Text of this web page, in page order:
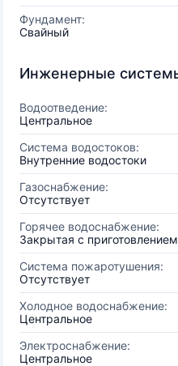
Фундамент:
Свайный
Инженерные
Водоотведение:
Центральное
Система водостоков:
Внутренние водостоки
Газоснабжение:
Отсутствует
Горячее водоснабжение:
Закрытая с
Система пожаротушения:
Отсутствует
Холодное водоснабжение:
Центральное
Электроснабжение:
Центральное